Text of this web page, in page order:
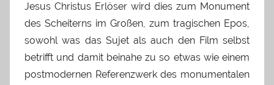
Jesus Christus Erlöser wird dies zum Monument
des Scheiterns im Großen, zum tragischen Epos,
sowohl was das Sujet als auch den Film selbst
betrifft und damit beinahe zu so etwas wie einem
postmodernen Referenzwerk des monumentalen